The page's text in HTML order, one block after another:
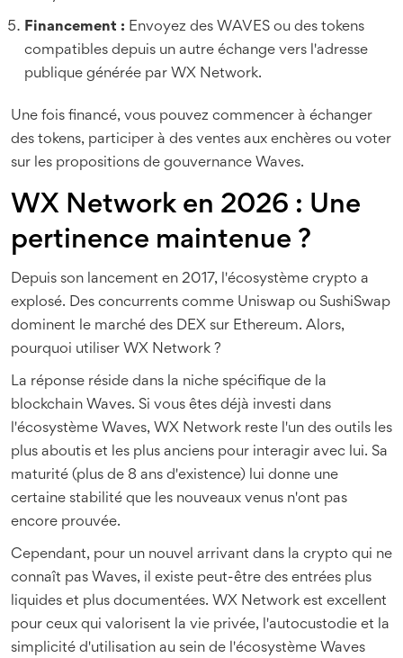
Financement : Envoyez des WAVES ou des tokens
compatibles depuis un autre échange vers l'adresse
publique générée par WX Network.
Une fois financé, vous pouvez commencer à échanger
des tokens, participer à des ventes aux enchères ou voter
sur les propositions de gouvernance Waves.
WX Network en 2026 : Une
pertinence maintenue ?
Depuis son lancement en 2017, l'écosystème crypto a
explosé. Des concurrents comme Uniswap ou SushiSwap
dominent le marché des DEX sur Ethereum. Alors,
pourquoi utiliser WX Network ?
La réponse réside dans la niche spécifique de la
blockchain Waves. Si vous êtes déjà investi dans
l'écosystème Waves, WX Network reste l'un des outils les
plus aboutis et les plus anciens pour interagir avec lui. Sa
maturité (plus de 8 ans d'existence) lui donne une
certaine stabilité que les nouveaux venus n'ont pas
encore prouvée.
Cependant, pour un nouvel arrivant dans la crypto qui ne
connaît pas Waves, il existe peut-être des entrées plus
liquides et plus documentées. WX Network est excellent
pour ceux qui valorisent la vie privée, l'autocustodie et la
simplicité d'utilisation au sein de l'écosystème Waves